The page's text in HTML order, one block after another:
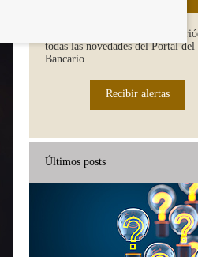
Recibe en tu email de forma
todas las novedades del Portal
Bancario.
Recibir alertas
Últimos posts